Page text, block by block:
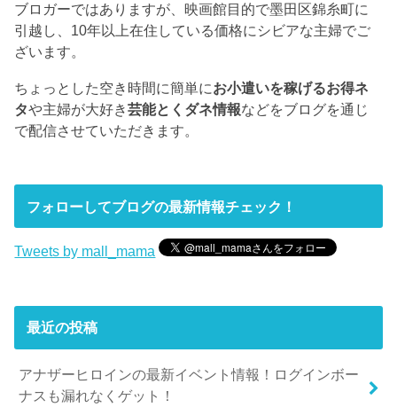
ブロガーではありますが、映画館目的で墨田区錦糸町に
引越し、10年以上在住している価格にシビアな主婦でご
ざいます。
ちょっとした空き時間に簡単にお小遣いを稼げるお得ネ
タや主婦が大好き芸能とくダネ情報などをブログを通じ
で配信させていただきます。
フォローしてブログの最新情報チェック！
Tweets by mall_mama
最近の投稿
アナザーヒロインの最新イベント情報！ログインボー
ナスも漏れなくゲット！